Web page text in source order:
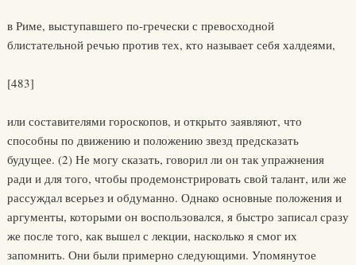
в Риме, выступавшего по-гречески с превосходной
блистательной речью против тех, кто называет себя халдеями,
[483]
или составителями гороскопов, и открыто заявляют, что
способны по движению и положению звезд предсказать
будущее. (2) Не могу сказать, говорил ли он так упражнения
ради и для того, чтобы продемонстрировать свой талант, или же
рассуждал всерьез и обдуманно. Однако основные положения и
аргументы, которыми он воспользовался, я быстро записал сразу
же после того, как вышел с лекции, насколько я смог их
запомнить. Они были примерно следующими. Упомянутое